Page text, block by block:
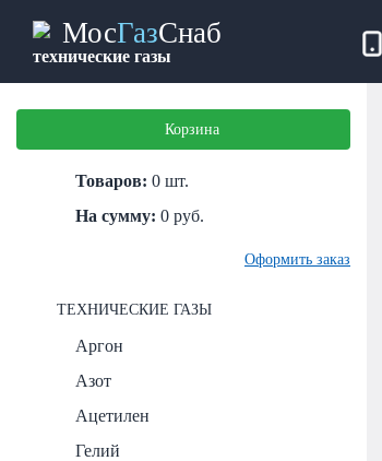
МосГазСнаб
технические газы
Корзина
Товаров: 0 шт.
На сумму: 0 руб.
Оформить заказ
ТЕХНИЧЕСКИЕ ГАЗЫ
Аргон
Азот
Ацетилен
Гелий